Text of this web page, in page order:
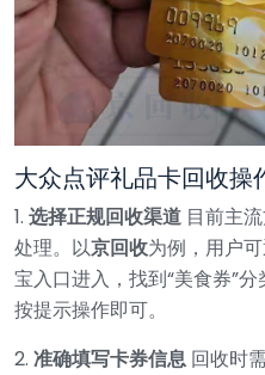
大众点评礼品卡回收操
1. 选择正规回收渠道 目前主
处理。以京回收为例，用户
宝入口进入，找到“美食券”
按提示操作即可。
2. 准确填写卡券信息 回收时